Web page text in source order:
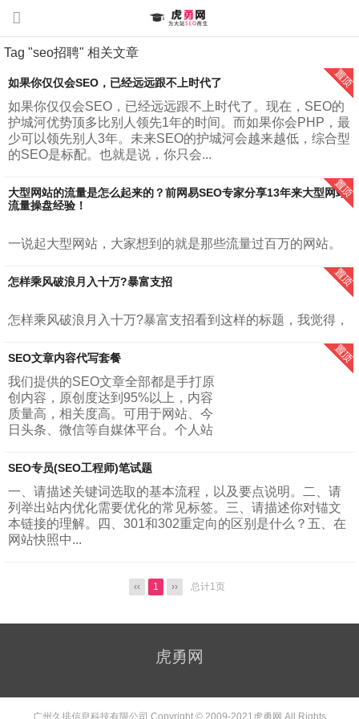
Tag "seo招聘" 相关文章
如果你仅仅会SEO，已经远远跟不上时代了
如果你仅仅会SEO，已经远远跟不上时代了。现在，SEO的
护城河优势顶多比别人领先1年的时间。而如果你会PHP，最
少可以领先别人3年。未来SEO的护城河会越来越低，综合型
的SEO是标配。也就是说，你只会...
大型网站的流量是怎么起来的？前网易SEO专家分享13年来大型网站
流量操盘经验！
一说起大型网站，大家想到的就是那些流量过百万的网站。
码：大型网站百万流量运营之道》里面对大型网站进行了定
义。”大型网站，指的是每月日均访问...
怎样乘风破浪月入十万?暴富支招
怎样乘风破浪月入十万?暴富支招看到这样的标题，我觉得，
富来自长久的积累。所谓量变才会有质变。大部分人最容易
被这些月入十万，一夜暴富这种标题党所吸引...
SEO文章内容代写套餐
我们提供的SEO文章全部都是手打原
创内容，原创度达到95%以上，内容
质量高，相关度高。可用于网站、今
日头条、微信等自媒体平台。个人站
篇文章，一个月更新30篇文章，字数
SEO专员(SEO工程师)笔试题
一、请描述关键词选取的基本流程，以及要点说明。二、请
列举出站内优化需要优化的常见标签。三、请描述你对锚文
本链接的理解。四、301和302重定向的区别是什么？五、在
网站快照中...
‹‹ 1 ›› 总计1页
虎勇网
广州久排信息科技有限公司 Copyright © 2009-2021 虎勇网 All Rights